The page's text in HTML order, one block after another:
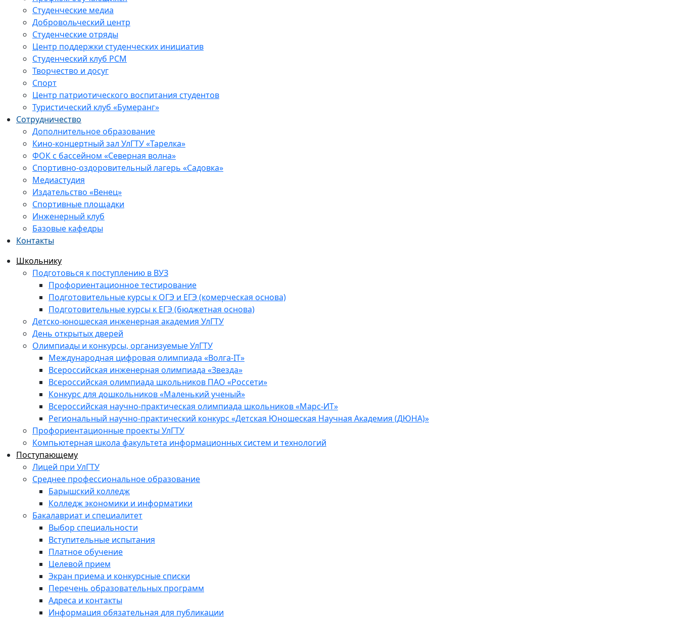
Студенческие медиа
Добровольческий центр
Студенческие отряды
Центр поддержки студенческих инициатив
Студенческий клуб РСМ
Творчество и досуг
Спорт
Центр патриотического воспитания студентов
Туристический клуб «Бумеранг»
Сотрудничество
Дополнительное образование
Кино-концертный зал УлГТУ «Тарелка»
ФОК с бассейном «Северная волна»
Спортивно-оздоровительный лагерь «Садовка»
Медиастудия
Издательство «Венец»
Спортивные площадки
Инженерный клуб
Базовые кафедры
Контакты
Школьнику
Подготовься к поступлению в ВУЗ
Профориентационное тестирование
Подготовительные курсы к ОГЭ и ЕГЭ (комерческая основа)
Подготовительные курсы к ЕГЭ (бюджетная основа)
Детско-юношеская инженерная академия УлГТУ
День открытых дверей
Олимпиады и конкурсы, организуемые УлГТУ
Международная цифровая олимпиада «Волга-IT»
Всероссийская инженерная олимпиада «Звезда»
Всероссийская олимпиада школьников ПАО «Россети»
Конкурс для дошкольников «Маленький ученый»
Всероссийская научно-практическая олимпиада школьников «Марс-ИТ»
Региональный научно-практический конкурс «Детская Юношеская Научная Академия (ДЮНА)»
Профориентационные проекты УлГТУ
Компьютерная школа факультета информационных систем и технологий
Поступающему
Лицей при УлГТУ
Среднее профессиональное образование
Барышский колледж
Колледж экономики и информатики
Бакалавриат и специалитет
Выбор специальности
Вступительные испытания
Платное обучение
Целевой прием
Экран приема и конкурсные списки
Перечень образовательных программ
Адреса и контакты
Информация обязательная для публикации